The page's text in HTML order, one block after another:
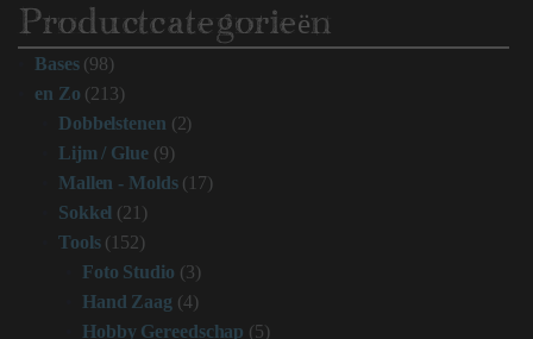
Productcategorieën
Bases (98)
en Zo (213)
Dobbelstenen (2)
Lijm / Glue (9)
Mallen - Molds (17)
Sokkel (21)
Tools (152)
Foto Studio (3)
Hand Zaag (4)
Hobby Gereedschap (5)